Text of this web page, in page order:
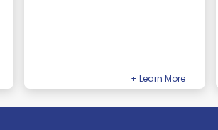
+ Learn More